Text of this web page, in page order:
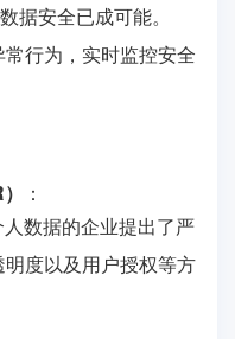
据安全已成可能。
行为，实时监控安全
：
数据的企业提出了严
度以及用户授权等方